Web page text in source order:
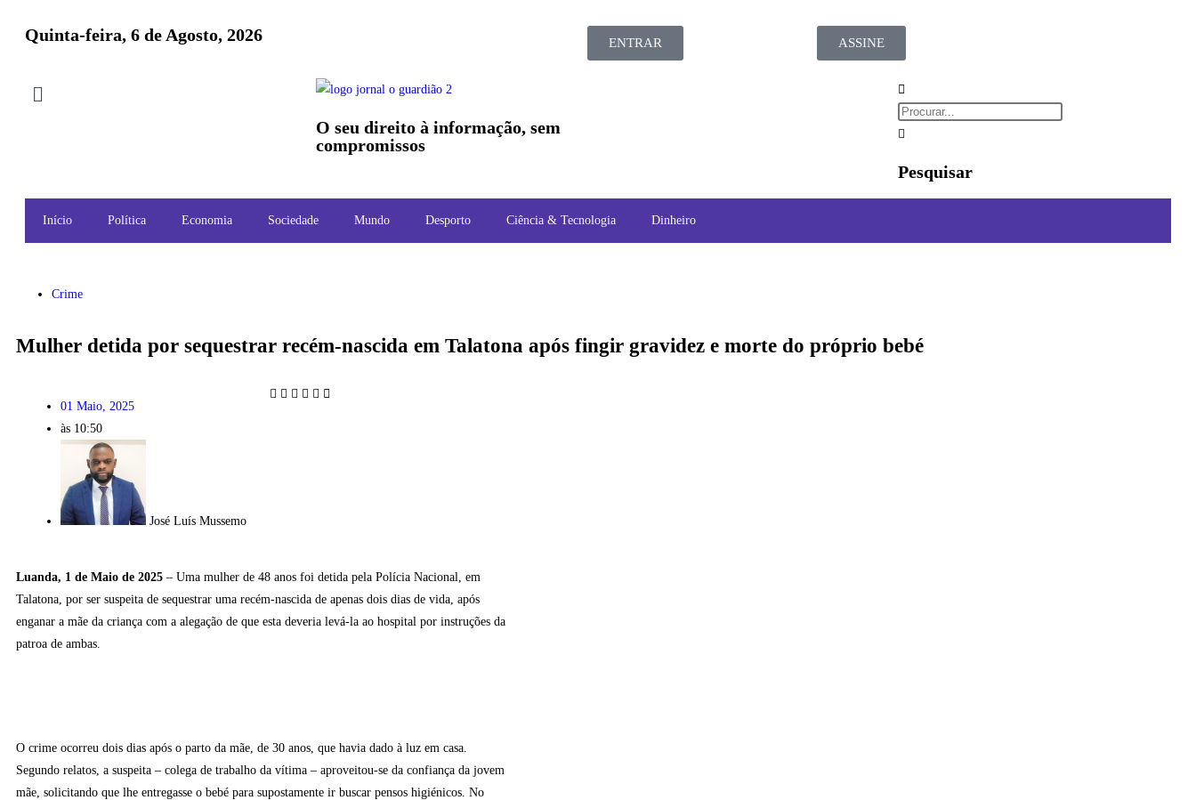
Quinta-feira, 6 de Agosto, 2026 ENTRAR ASSINE
O seu direito à informação, sem
compromissos
Pesquisar
Início Política Economia Sociedade Mundo Desporto Ciência & Tecnologia Dinheiro
Crime
Mulher detida por sequestrar recém-nascida em Talatona após fingir gravidez e morte do próprio bebé
01 Maio, 2025
às 10:50
José Luís Mussemo
Luanda, 1 de Maio de 2025 – Uma mulher de 48 anos foi detida pela Polícia Nacional, em
Talatona, por ser suspeita de sequestrar uma recém-nascida de apenas dois dias de vida, após
enganar a mãe da criança com a alegação de que esta deveria levá-la ao hospital por instruções da
patroa de ambas.
O crime ocorreu dois dias após o parto da mãe, de 30 anos, que havia dado à luz em casa.
Segundo relatos, a suspeita – colega de trabalho da vítima – aproveitou-se da confiança da jovem
mãe, solicitando que lhe entregasse o bebé para supostamente ir buscar pensos higiénicos. No